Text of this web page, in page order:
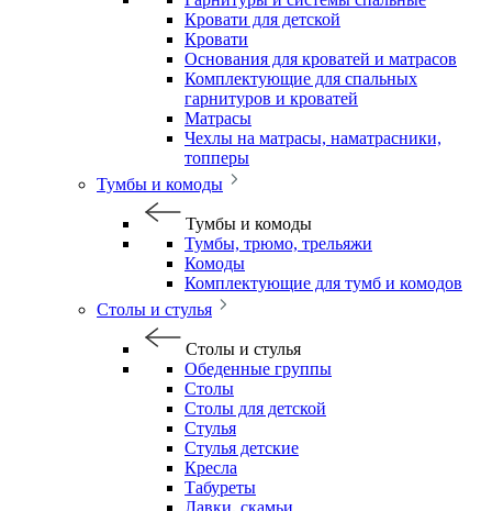
Кровати для детской
Кровати
Основания для кроватей и матрасов
Комплектующие для спальных
гарнитуров и кроватей
Матрасы
Чехлы на матрасы, наматрасники,
топперы
Тумбы и комоды
Тумбы и комоды
Тумбы, трюмо, трельяжи
Комоды
Комплектующие для тумб и комодов
Столы и стулья
Столы и стулья
Обеденные группы
Столы
Столы для детской
Стулья
Стулья детские
Кресла
Табуреты
Лавки, скамьи